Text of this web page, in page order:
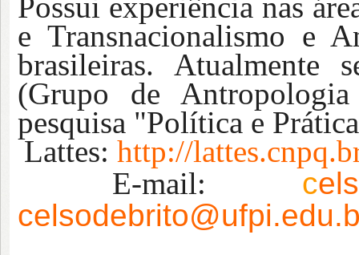
e Transnacionalismo e
brasileiras. Atualmente
(Grupo de
pesquisa "Política e
Lattes: http://
E-mail: c